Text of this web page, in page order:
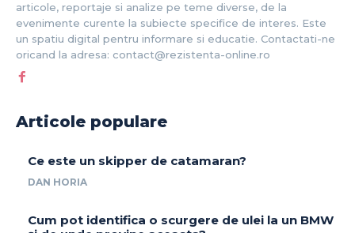
articole, reportaje si analize pe teme diverse, de la
evenimente curente la subiecte specifice de interes. Este
un spatiu digital pentru informare si educatie. Contactati-ne
oricand la adresa: contact@rezistenta-online.ro
Articole populare
Ce este un skipper de catamaran?
DAN HORIA
Cum pot identifica o scurgere de ulei la un BMW